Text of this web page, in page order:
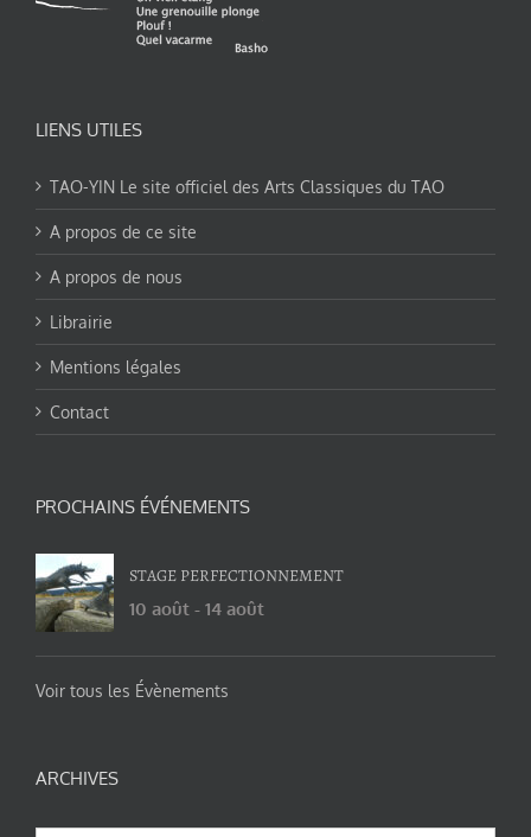
LIENS UTILES
TAO-YIN Le site officiel des Arts Classiques du TAO
A propos de ce site
A propos de nous
Librairie
Mentions légales
Contact
PROCHAINS ÉVÉNEMENTS
STAGE PERFECTIONNEMENT
10 août - 14 août
Voir tous les Évènements
ARCHIVES